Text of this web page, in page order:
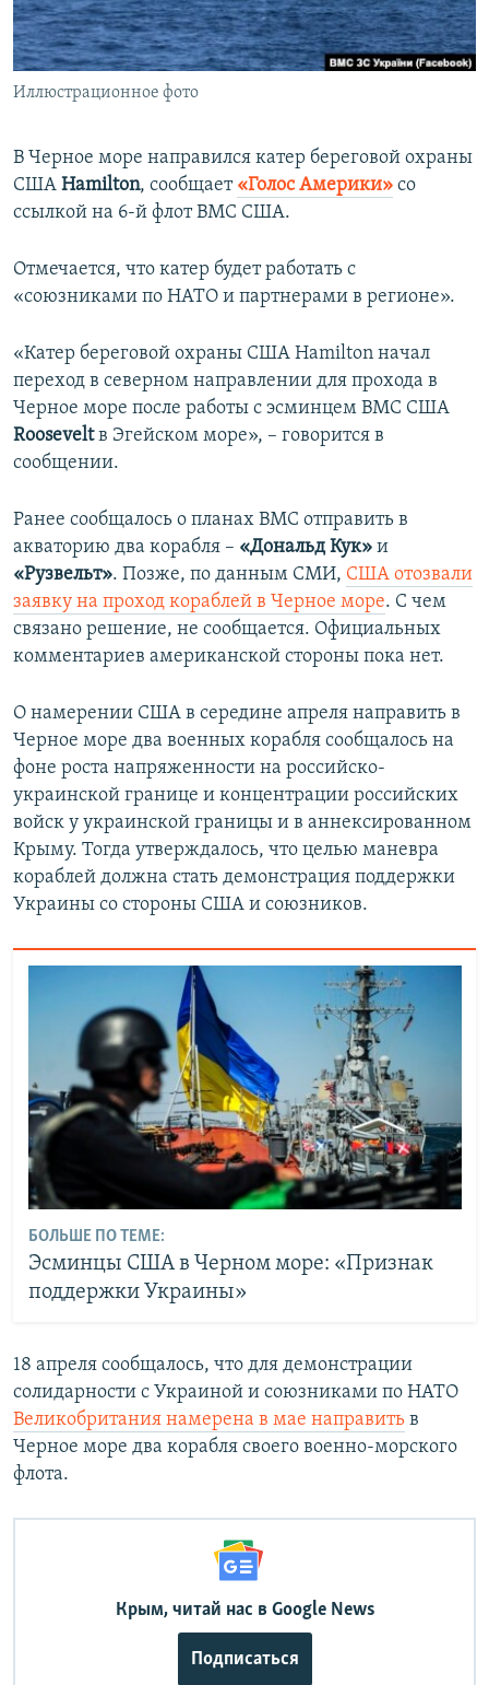
ПОБЕДИТЕЛЕЙ НЕ СУДЯТ?
КРЫМ.НЕПОКОРЕННЫЙ
ELIFBE
ПРИСОЕДИНЯЙТЕСЬ!
Все сайты RFE/RL
Иллюстрационное фото
В Черное море направился катер береговой охраны
США Hamilton, сообщает «Голос Америки» со
ссылкой на 6-й флот ВМС США.
Отмечается, что катер будет работать с
«союзниками по НАТО и партнерами в регионе».
«Катер береговой охраны США Hamilton начал
переход в северном направлении для прохода в
Черное море после работы с эсминцем ВМС США
Rooseveltв Эгейском море», – говорится в
сообщении.
Ранее сообщалось о планах ВМС отправить в
акваторию два корабля – «Дональд Кук» и
«Рузвельт». Позже, по данным СМИ, США отозвали
заявку на проход кораблей в Черное море. С чем
связано решение, не сообщается. Официальных
комментариев американской стороны пока нет.
О намерении США в середине апреля направить в
Черное море два военных корабля сообщалось на
фоне роста напряженности на российско-
украинской границе и концентрации российских
войск у украинской границы и в аннексированном
Крыму. Тогда утверждалось, что целью маневра
кораблей должна стать демонстрация поддержки
Украины со стороны США и союзников.
БОЛЬШЕ ПО ТЕМЕ:
Эсминцы США в Черном море: «Признак
поддержки Украины»
18 апреля сообщалось, что для демонстрации
солидарности с Украиной и союзниками по НАТО
Великобритания намерена в мае направить в
Черное море два корабля своего военно-морского
флота.
Крым, читай нас в Google News
Подписаться